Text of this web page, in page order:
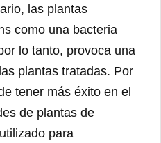
las plantas
como una bacteria
lo tanto, provoca una
plantas tratadas. Por
tener más éxito en el
de plantas de
para